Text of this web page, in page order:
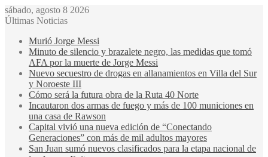
sábado, agosto 8 2026
Últimas Noticias
Murió Jorge Messi
Minuto de silencio y brazalete negro, las medidas que tomó
AFA por la muerte de Jorge Messi
Nuevo secuestro de drogas en allanamientos en Villa del Sur
y Noroeste III
Cómo será la futura obra de la Ruta 40 Norte
Incautaron dos armas de fuego y más de 100 municiones en
una casa de Rawson
Capital vivió una nueva edición de “Conectando
Generaciones” con más de mil adultos mayores
San Juan sumó nuevos clasificados para la etapa nacional de